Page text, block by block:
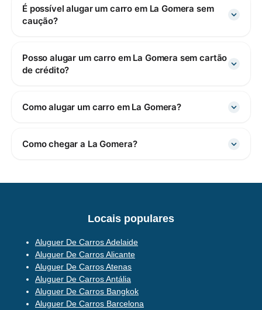
É possível alugar um carro em La Gomera sem
caução?
Posso alugar um carro em La Gomera sem cartão
de crédito?
Como alugar um carro em La Gomera?
Como chegar a La Gomera?
Locais populares
Aluguer De Carros Adelaide
Aluguer De Carros Alicante
Aluguer De Carros Atenas
Aluguer De Carros Antália
Aluguer De Carros Bangkok
Aluguer De Carros Barcelona